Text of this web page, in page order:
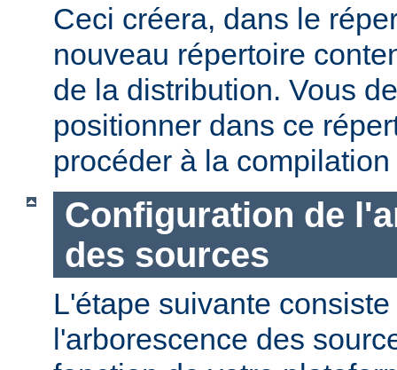
Ceci créera, dans le
nouveau répertoire
de la distribution. Vous
positionner dans ce
procéder à la
Configuration de
des sources
L'étape suivante
l'arborescence des